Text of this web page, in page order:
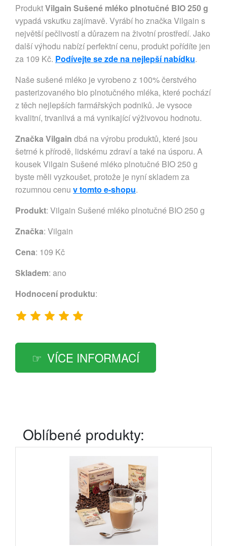
ProduktVilgain Sušené mléko plnotučné BIO 250 g
vypadá vskutku zajímavě. Vyrábí ho značka Vilgain s
největší pečlivostí a důrazem na životní prostředí. Jako
další výhodu nabízí perfektní cenu, produkt pořídíte jen
za 109 Kč. Podívejte se zde na nejlepší nabídku.
Naše sušené mléko je vyrobeno z 100% čerstvého
pasterizovaného bio plnotučného mléka, které pochází
z těch nejlepších farmářských podniků. Je vysoce
kvalitní, trvanlivá a má vynikající výživovou hodnotu.
Značka Vilgain dbá na výrobu produktů, které jsou
šetrné k přírodě, lidskému zdraví a také na úsporu. A
kousek Vilgain Sušené mléko plnotučné BIO 250 g
byste měli vyzkoušet, protože je nyní skladem za
rozumnou cenu v tomto e-shopu.
Produkt: Vilgain Sušené mléko plnotučné BIO 250 g
Značka: Vilgain
Cena: 109 Kč
Skladem: ano
Hodnocení produktu:
VÍCE INFORMACÍ
Oblíbené produkty: